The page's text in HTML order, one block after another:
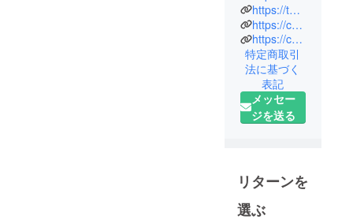
イヤー クリ
エーショ
ン）」は、
株式会社
CAMPFIRE
の商品企画
チームで
す。
ングでの商
目指して、
https://twitter.com/CF_Creation
https://camp-fire.jp/privacy
https://camp-fire.jp/inquiries
特定商取引
法に基づく
表記
メッセー
ジを送る
リターンを
選ぶ